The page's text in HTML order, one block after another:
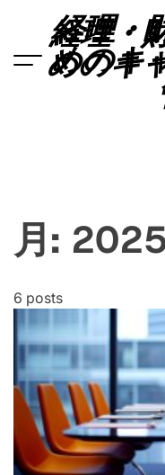
content
経理・
めのキ
月:
6 posts